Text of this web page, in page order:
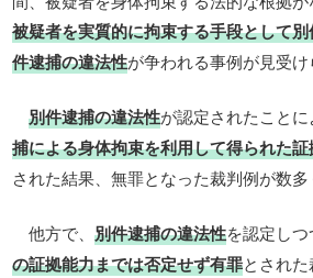
被疑者を実質的に拘束する手段として
件逮捕の違法性が争われる事例が見受け
別件逮捕の違法性が認定されたこと
捕による身体拘束を利用して得られた
された結果、無罪となった裁判例が数多
他方で、別件逮捕の違法性を認定し
の証拠能力までは否定せず有罪とされた